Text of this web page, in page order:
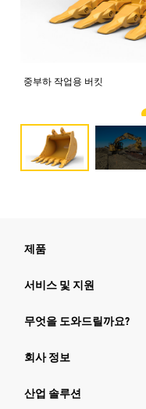
중부하 작업용 버킷
제품
서비스 및 지원
무엇을 도와드릴까요?
회사 정보
산업 솔루션